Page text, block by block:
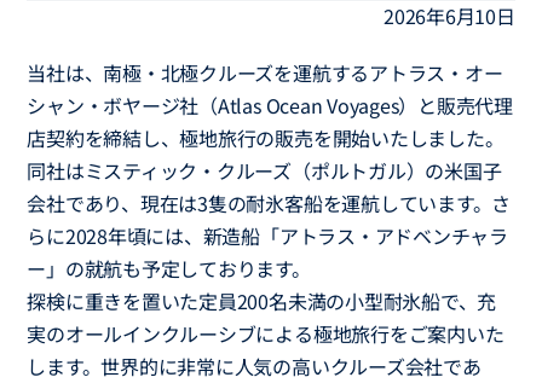
2026年6月10日
当社は、南極・北極クルーズを運航するアトラス・オー
シャン・ボヤージ社（Atlas Ocean Voyages）と販売代理
店契約を締結し、極地旅行の販売を開始いたしました。
同社はミスティック・クルーズ（ポルトガル）の米国子
会社であり、現在は3隻の耐氷客船を運航しています。さ
らに2028年頃には、新造船「アトラス・アドベンチャラ
ー」の就航も予定しております。
探検に重きを置いた定員200名未満の小型耐氷船で、充
実のオールインクルーシブによる極地旅行をご案内いた
します。世界的に非常に人気の高いクルーズ会社であ